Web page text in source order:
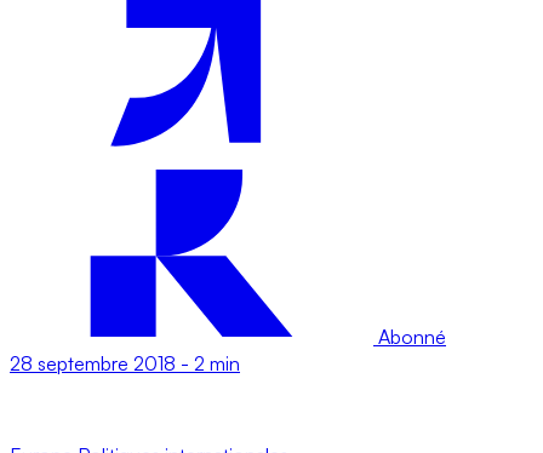
Abonné
28 septembre 2018 - 2 min